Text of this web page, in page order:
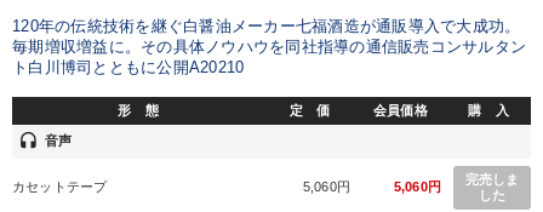
120年の伝統技術を継ぐ白醤油メーカー七福酒造が通販導入で大成功。
毎期増収増益に。その具体ノウハウを同社指導の通信販売コンサルタン
ト白川博司とともに公開A20210
形 態 定 価 会員価格 購 入
headset 音声
カセットテープ 5,060円 5,060円
完売しま
した